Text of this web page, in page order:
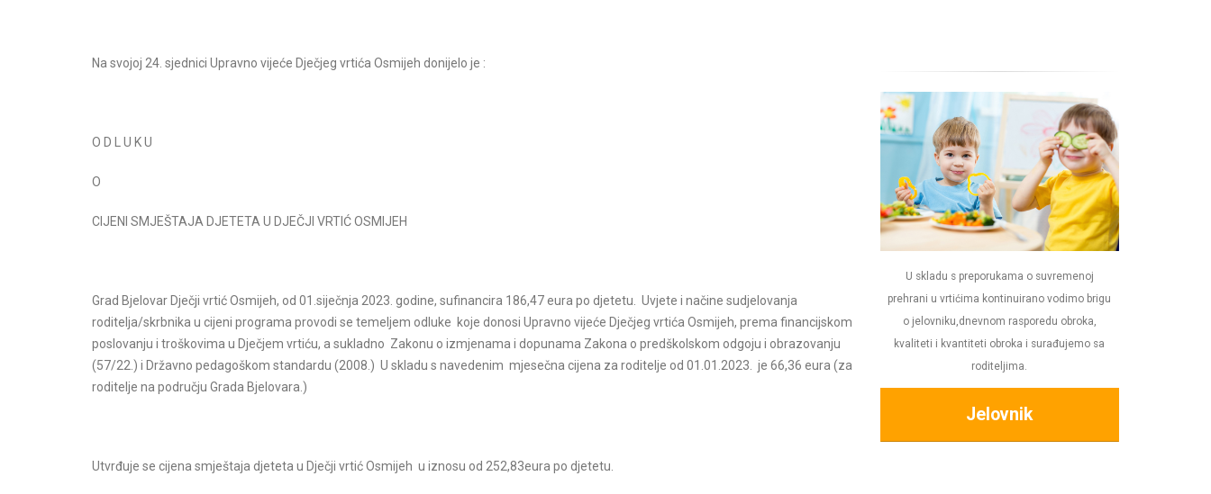
Na svojoj 24. sjednici Upravno vijeće Dječjeg vrtića Osmijeh donijelo je :
O D L U K U
O
CIJENI SMJEŠTAJA DJETETA U DJEČJI VRTIĆ OSMIJEH
Grad Bjelovar Dječji vrtić Osmijeh, od 01.siječnja 2023. godine, sufinancira 186,47 eura po djetetu. Uvjete i načine sudjelovanja
roditelja/skrbnika u cijeni programa provodi se temeljem odluke koje donosi Upravno vijeće Dječjeg vrtića Osmijeh, prema financijskom
poslovanju i troškovima u Dječjem vrtiću, a sukladno Zakonu o izmjenama i dopunama Zakona o predškolskom odgoju i obrazovanju
(57/22.) i Državno pedagoškom standardu (2008.) U skladu s navedenim mjesečna cijena za roditelje od 01.01.2023. je 66,36 eura (za
roditelje na području Grada Bjelovara.)
Utvrđuje se cijena smještaja djeteta u Dječji vrtić Osmijeh u iznosu od 252,83eura po djetetu.
U skladu s preporukama o suvremenoj
prehrani u vrtićima kontinuirano vodimo brigu
o jelovniku,dnevnom rasporedu obroka,
kvaliteti i kvantiteti obroka i surađujemo sa
roditeljima.
Jelovnik